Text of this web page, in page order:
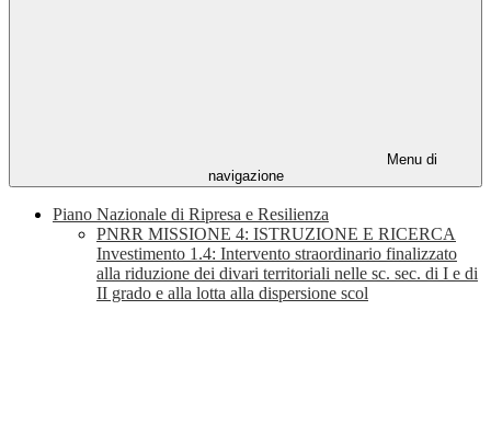
Menu di
navigazione
Piano Nazionale di Ripresa e Resilienza
PNRR MISSIONE 4: ISTRUZIONE E RICERCA
Investimento 1.4: Intervento straordinario finalizzato
alla riduzione dei divari territoriali nelle sc. sec. di I e di
II grado e alla lotta alla dispersione scol